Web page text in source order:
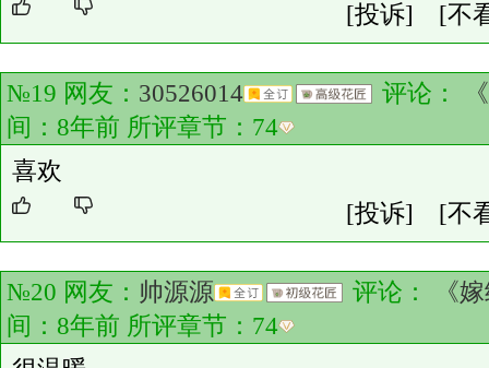
[投诉]
[不
№19 网友： 30526014 评论：
间：8年前 所评章节： 74
喜欢
[投诉]
[不
№20 网友： 帅源源 评论：
《
间：8年前 所评章节： 74